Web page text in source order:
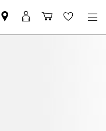
Znajdź
Partnera
Logowanie
MyMini
KoszykWishlist